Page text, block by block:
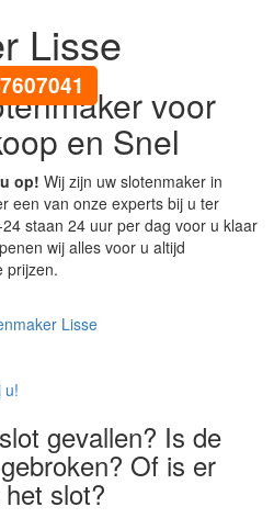
Lisse
voor
en Snel
op! Wij zijn uw slotenmaker in
een van onze experts bij u ter
staan 24 uur per dag voor u klaar
wij alles voor u altijd
prijzen.
Lisse
u!
gevallen? Is de
Of is er
slot?